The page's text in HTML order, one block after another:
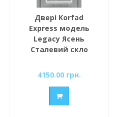
Двері Korfad
Express модель
Legacy Ясень
Сталевий скло
4150.00 грн.